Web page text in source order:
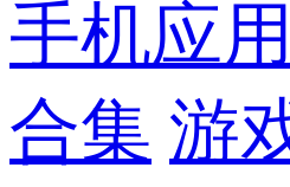
手机应用
合集 游